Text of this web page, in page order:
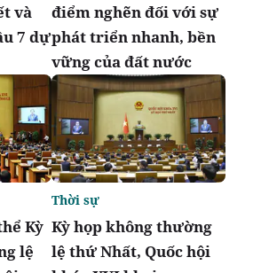
và
7 dự
điểm nghẽn đối với sự
phát triển nhanh, bền
vững của đất nước
Kỳ
lệ
Kỳ họp không thường
lệ thứ Nhất, Quốc hội
Thời sự